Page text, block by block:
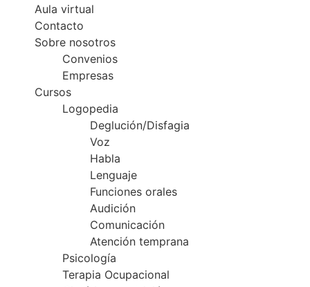
Aula virtual
Contacto
Sobre nosotros
Convenios
Empresas
Cursos
Logopedia
Deglución/Disfagia
Voz
Habla
Lenguaje
Funciones orales
Audición
Comunicación
Atención temprana
Psicología
Terapia Ocupacional